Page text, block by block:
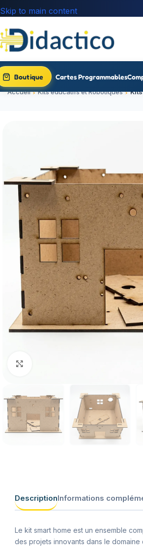
Skip to main content
Boutique Cartes Programmables
Accueil Kits éducatifs et Robotiques
DescriptionInformations
Le kit smart home est un ensemble
des projets innovants dans le domaine